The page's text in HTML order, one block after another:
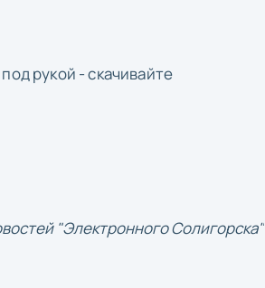
рукой - скачивайте
"Электронного Солигорска"